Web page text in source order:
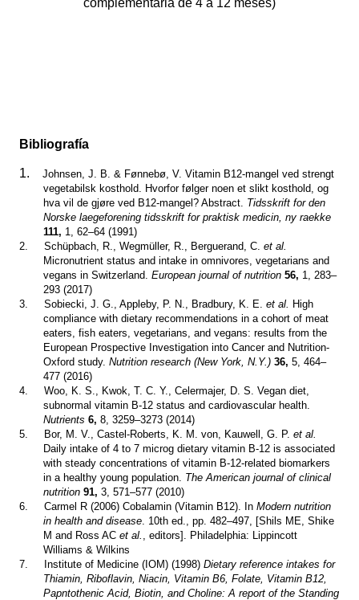
complementaria de 4 a 12 meses)
Bibliografía
1.
Johnsen, J. B. & Fønnebø, V. Vitamin B12-mangel ved strengt
vegetabilsk kosthold. Hvorfor følger noen et slikt kosthold, og
hva vil de gjøre ved B12-mangel? Abstract. Tidsskrift for den
Norske laegeforening tidsskrift for praktisk medicin, ny raekke
111, 1, 62–64 (1991)
2.
Schüpbach, R., Wegmüller, R., Berguerand, C. et al.
Micronutrient status and intake in omnivores, vegetarians and
vegans in Switzerland.European journal of nutrition 56, 1, 283–
293 (2017)
3.
Sobiecki, J. G., Appleby, P. N., Bradbury, K. E. et al. High
compliance with dietary recommendations in a cohort of meat
eaters, fish eaters, vegetarians, and vegans: results from the
European Prospective Investigation into Cancer and Nutrition-
Oxford study.Nutrition research (New York, N.Y.) 36,5, 464–
477 (2016)
4.
Woo, K. S., Kwok, T. C. Y., Celermajer, D. S. Vegan diet,
subnormal vitamin B-12 status and cardiovascular health.
Nutrients 6,8, 3259–3273 (2014)
5.
Bor, M. V., Castel-Roberts, K. M. von, Kauwell, G. P. et al.
Daily intake of 4 to 7 microg dietary vitamin B-12 is associated
with steady concentrations of vitamin B-12-related biomarkers
in a healthy young population. The American journal of clinical
nutrition 91,3, 571–577 (2010)
6.
Carmel R (2006) Cobalamin (Vitamin B12). In Modern nutrition
in health and disease . 10th ed., pp. 482–497, [Shils ME, Shike
M and Ross AC et al.
, editors]. Philadelphia: Lippincott
Williams & Wilkins
7.
Institute of Medicine (IOM) (1998) Dietary reference intakes for
Thiamin, Riboflavin, Niacin, Vitamin B6, Folate, Vitamin B12,
Papntothenic Acid, Biotin, and Choline: A report of the Standing